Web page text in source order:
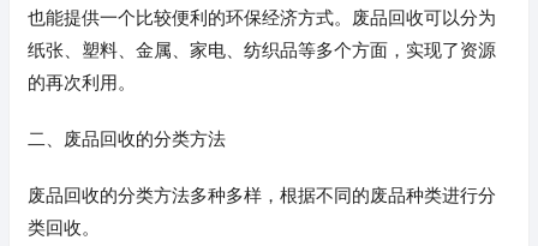
也能提供一个比较便利的环保经济方式。废品回收可以分为
纸张、塑料、金属、家电、纺织品等多个方面，实现了资源
的再次利用。
二、废品回收的分类方法
废品回收的分类方法多种多样，根据不同的废品种类进行分
类回收。